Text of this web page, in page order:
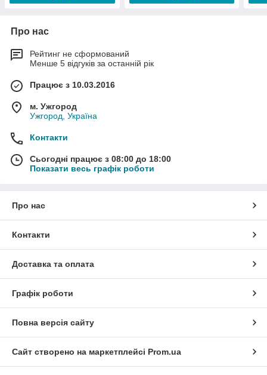
Про нас
Рейтинг не сформований
Менше 5 відгуків за останній рік
Працює з 10.03.2016
м. Ужгород
Ужгород, Україна
Контакти
Сьогодні працює з 08:00 до 18:00
Показати весь графік роботи
Про нас
Контакти
Доставка та оплата
Графік роботи
Повна версія сайту
Сайт створено на маркетплейсі Prom.ua